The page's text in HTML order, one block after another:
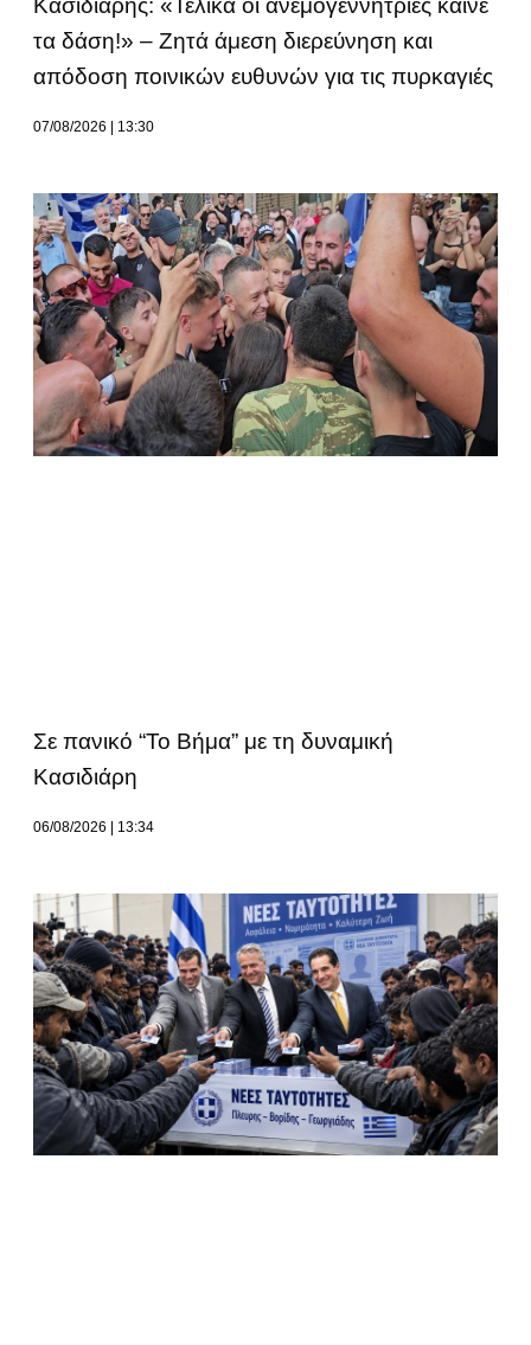
Κασιδιάρης: «Τελικά οι ανεμογεννήτριες καίνε
τα δάση!» – Ζητά άμεση διερεύνηση και
απόδοση ποινικών ευθυνών για τις πυρκαγιές
07/08/2026 13:30
Σε πανικό “Το Βήμα” με τη δυναμική
Κασιδιάρη
06/08/2026 13:34